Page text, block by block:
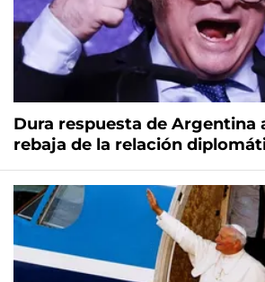
Dura respuesta de Argentina
rebaja de la relación